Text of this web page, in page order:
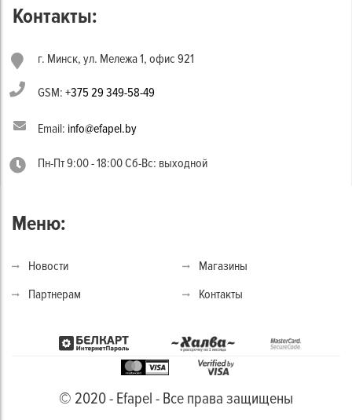
Контакты:
г. Минск, ул. Мележа 1, офис 921
GSM: +375 29 349-58-49
Email: info@efapel.by
Пн-Пт 9:00 - 18:00 Сб-Вс: выходной
Меню:
Новости
Партнерам
Магазины
Контакты
© 2020 - Efapel - Все права защищены